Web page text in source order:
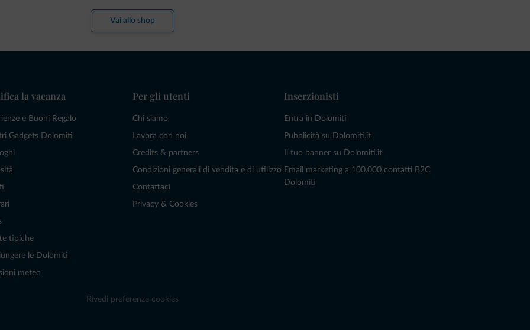
Vai allo shop
la vacanza
e Buoni Regalo
Gadgets Dolomiti
tipiche
le Dolomiti
meteo
Per gli utenti
Chi siamo
Lavora con noi
Credits & partners
Condizioni generali di vendita e di utilizzo
Contattaci
Privacy & Cookies
Inserzionisti
Entra in Dolomiti
Pubblicità su Dolomiti.it
Il tuo banner su Dolomiti.it
Email marketing a 100.000 contatti B2C
Dolomiti
Rivedi preferenze cookies